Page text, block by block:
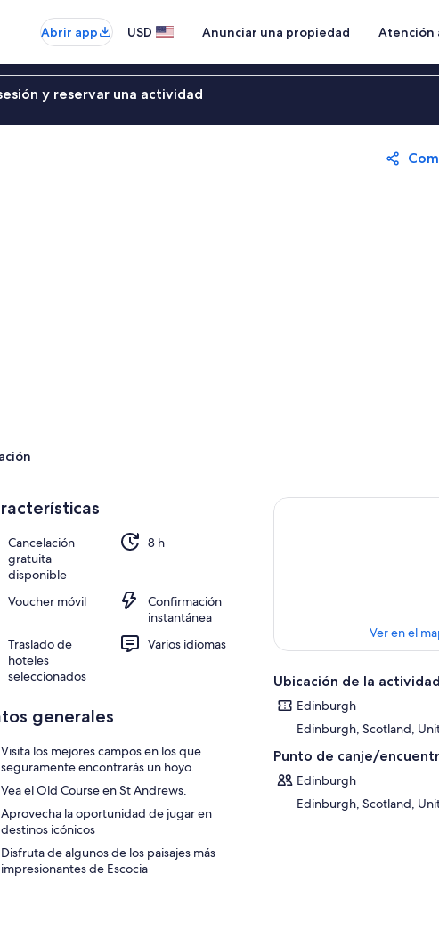
Abrir app USD Anunciar una propiedad Atención
y reservar una actividad
Cancelación
gratuita
disponible
8 h
Voucher móvil
Confirmación
instantánea
Traslado de
hoteles
seleccionados
Varios idiomas
generales
Visita los mejores campos en los que
seguramente encontrarás un hoyo.
Vea el Old Course en St Andrews.
Aprovecha la oportunidad de jugar en
destinos icónicos
Disfruta de algunos de los paisajes más
impresionantes de Escocia
Ver en el
Ubicación de la actividad
Edinburgh
Edinburgh, Scotland,
Punto de canje/
Edinburgh
Edinburgh, Scotland,